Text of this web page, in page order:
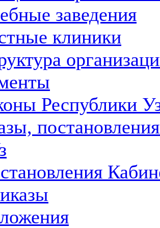
заведения
клиники
Республики